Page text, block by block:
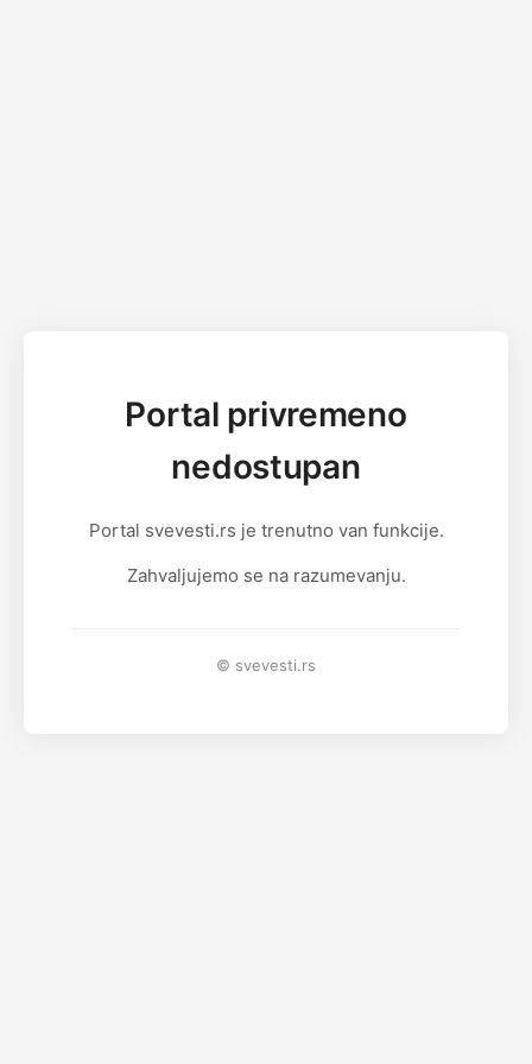
Portal privremeno
nedostupan
Portal svevesti.rs je trenutno van funkcije.
Zahvaljujemo se na razumevanju.
© svevesti.rs